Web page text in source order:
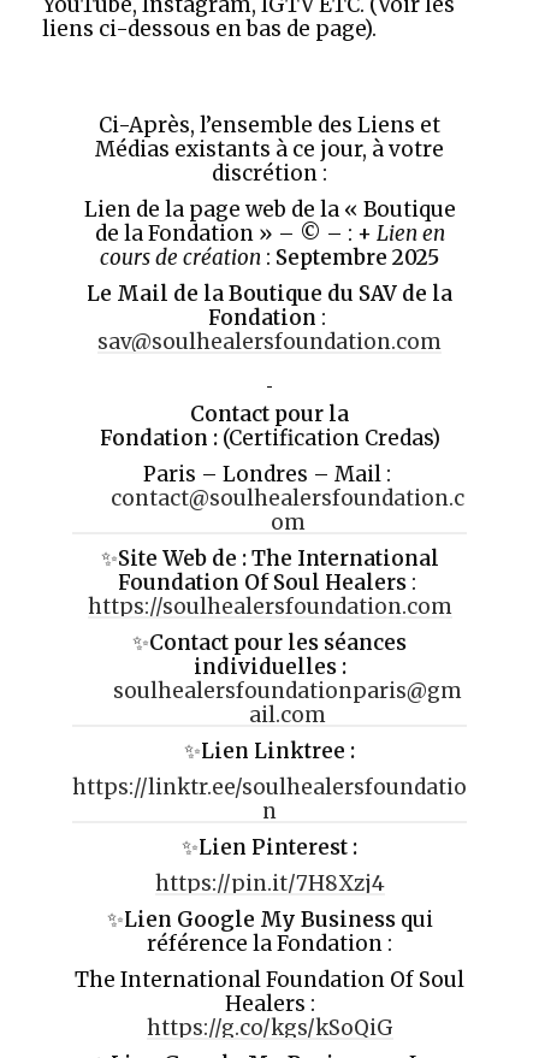
liens ci-dessous en bas de page).
Ci-Après, l’ensemble des Liens et
Médias existants à ce jour, à votre
discrétion :
Lien de la page web de la « Boutique
de la Fondation » – © – : + Lien en
cours de création : Septembre 2025
Le Mail de la Boutique du SAV de la
Fondation :
sav@soulhealersfoundation.com
Contact pour la
Fondation :(Certification Credas)
Paris – Londres – Mail :
contact@soulhealersfoundation.c
om
✨Site Web de : The International
Foundation Of Soul Healers :
https://soulhealersfoundation.com
✨Contact pour les séances
individuelles :
soulhealersfoundationparis@gm
ail.com
✨Lien Linktree :
https://linktr.ee/soulhealersfoundatio
n
✨Lien Pinterest :
https://pin.it/7H8Xzj4
✨Lien Google My Businessqui
référence la Fondation :
The International Foundation Of Soul
Healers :
https://g.co/kgs/kSoQiG